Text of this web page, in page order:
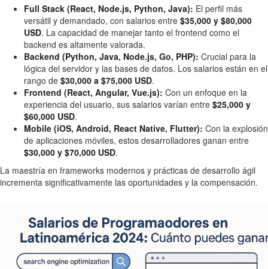
Full Stack (React, Node.js, Python, Java): El perfil más
versátil y demandado, con salarios entre $35,000 y $80,000
USD. La capacidad de manejar tanto el frontend como el
backend es altamente valorada.
Backend (Python, Java, Node.js, Go, PHP): Crucial para la
lógica del servidor y las bases de datos. Los salarios están en el
rango de $30,000 a $75,000 USD.
Frontend (React, Angular, Vue.js): Con un enfoque en la
experiencia del usuario, sus salarios varían entre $25,000 y
$60,000 USD.
Mobile (iOS, Android, React Native, Flutter): Con la explosión
de aplicaciones móviles, estos desarrolladores ganan entre
$30,000 y $70,000 USD.
La maestría en frameworks modernos y prácticas de desarrollo ágil
incrementa significativamente las oportunidades y la compensación.